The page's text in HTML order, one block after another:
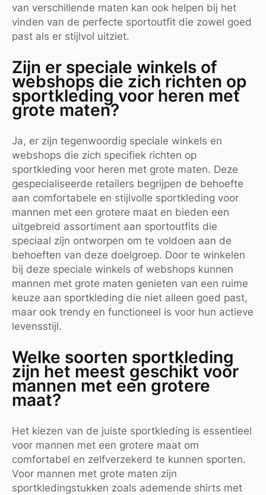
van verschillende maten kan ook helpen bij het
vinden van de perfecte sportoutfit die zowel goed
past als er stijlvol uitziet.
Zijn er speciale winkels of
webshops die zich richten op
sportkleding voor heren met
grote maten?
Ja, er zijn tegenwoordig speciale winkels en
webshops die zich specifiek richten op
sportkleding voor heren met grote maten. Deze
gespecialiseerde retailers begrijpen de behoefte
aan comfortabele en stijlvolle sportkleding voor
mannen met een grotere maat en bieden een
uitgebreid assortiment aan sportoutfits die
speciaal zijn ontworpen om te voldoen aan de
behoeften van deze doelgroep. Door te winkelen
bij deze speciale winkels of webshops kunnen
mannen met grote maten genieten van een ruime
keuze aan sportkleding die niet alleen goed past,
maar ook trendy en functioneel is voor hun actieve
levensstijl.
Welke soorten sportkleding
zijn het meest geschikt voor
mannen met een grotere
maat?
Het kiezen van de juiste sportkleding is essentieel
voor mannen met een grotere maat om
comfortabel en zelfverzekerd te kunnen sporten.
Voor mannen met grote maten zijn
sportkledingstukken zoals ademende shirts met